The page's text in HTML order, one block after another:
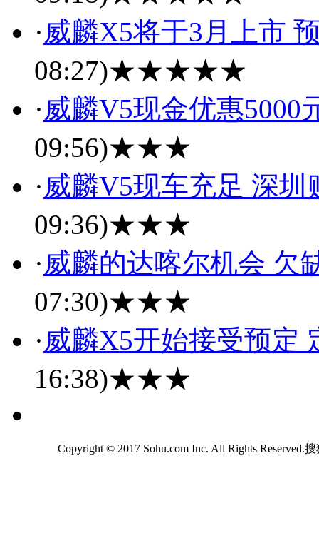
·威麟X5将于3月上市
08:27)★★★★★
·威麟V5现金优惠5000
09:56)★★★
·威麟V5现车充足 深
09:36)★★★
·威麟的达喀尔机会 欠
07:30)★★★
·威麟X5开始接受预定
16:38)★★★
Copyright © 2017 Sohu.com Inc. All Rights Reserved.